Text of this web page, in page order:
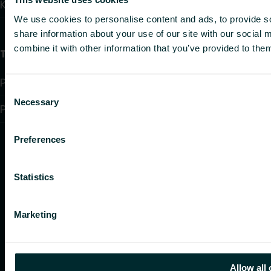
We use cookies to personalise content and ads, to provide
share information about your use of our site with our social
combine it with other information that you’ve provided to
Selection
Necessary
Preferences
Statistics
Marketing
Allow all
Kontaktid
Teave
Privacy policy
Purchase terms and conditions